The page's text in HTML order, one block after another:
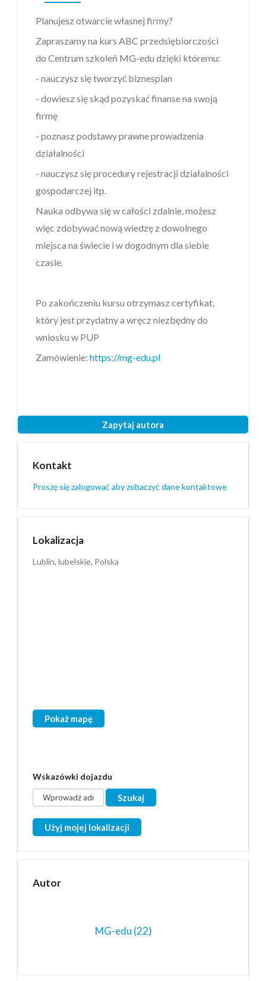
Planujesz otwarcie własnej firmy?
Zapraszamy na kurs ABC przedsiębiorczości
do Centrum szkoleń MG-edu dzięki któremu:
- nauczysz się tworzyć biznesplan
- dowiesz się skąd pozyskać finanse na swoją
firmę
- poznasz podstawy prawne prowadzenia
działalności
- nauczysz się procedury rejestracji działalności
gospodarczej itp.
Nauka odbywa się w całości zdalnie, możesz
więc zdobywać nową wiedzę z dowolnego
miejsca na świecie i w dogodnym dla siebie
czasie.
Po zakończeniu kursu otrzymasz certyfikat,
który jest przydatny a wręcz niezbędny do
wniosku w PUP
Zamówienie: https://mg-edu.pl
Zapytaj autora
Kontakt
Proszę się zalogować aby zobaczyć dane kontaktowe
Lokalizacja
Lublin, lubelskie, Polska
Pokaż mapę
Wskazówki dojazdu
Użyj mojej lokalizacji
Autor
MG-edu (22)